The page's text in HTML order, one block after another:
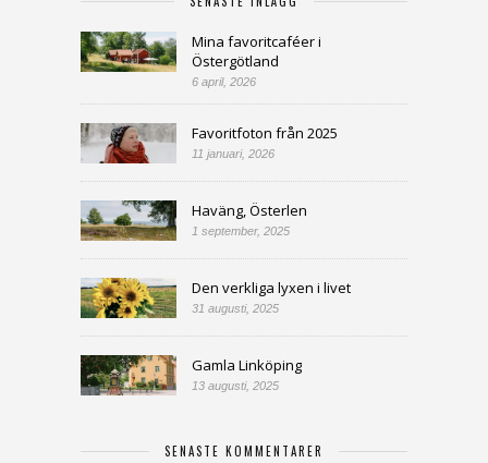
Mina favoritcaféer i
Östergötland
6 april, 2026
Favoritfoton från 2025
11 januari, 2026
Haväng, Österlen
1 september, 2025
Den verkliga lyxen i livet
31 augusti, 2025
Gamla Linköping
13 augusti, 2025
SENASTE KOMMENTARER